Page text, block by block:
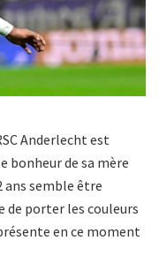
Anderlecht est
bonheur de sa mère
ans semble être
de porter les couleurs
en ce moment